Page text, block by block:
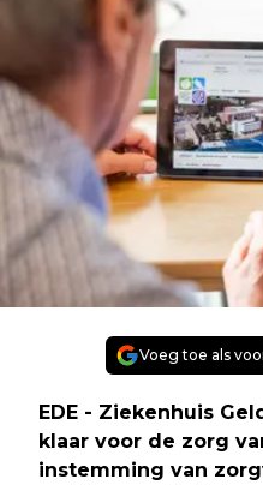
Voeg toe als
EDE - Ziekenhuis
klaar voor de zorg
instemming van